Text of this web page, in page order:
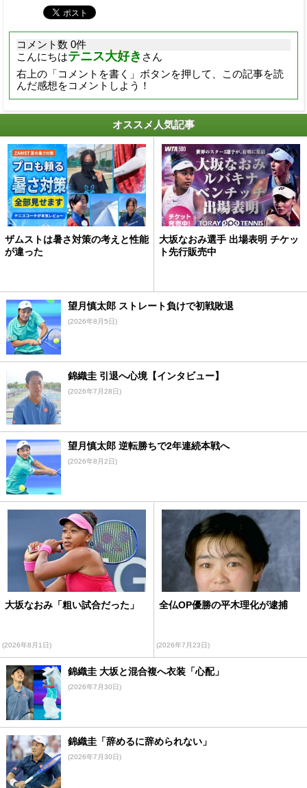
コメント数 0件
こんにちはテニス大好き さん
右上の「コメントを書く」ボタンを押して、この記事を読
んだ感想をコメントしよう！
オススメ人気記事
ザムストは暑さ対策の考えと性能
が違った
大坂なおみ選手 出場表明 チケッ
ト先行販売中
望月慎太郎 ストレート負けで初戦敗退
(2026年8月5日)
錦織圭 引退へ心境【インタビュー】
(2026年7月28日)
望月慎太郎 逆転勝ちで2年連続本戦へ
(2026年8月2日)
大坂なおみ「粗い試合だった」
(2026年8月1日)
全仏OP優勝の平木理化が逮捕
(2026年7月23日)
錦織圭 大坂と混合複へ衣装「心配」
(2026年7月30日)
錦織圭「辞めるに辞められない」
(2026年7月30日)